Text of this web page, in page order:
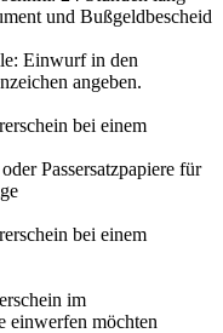
und Bußgeldbescheid
Einwurf in den
angeben.
bei einem
Passersatzpapiere für
bei einem
im
einwerfen möchten